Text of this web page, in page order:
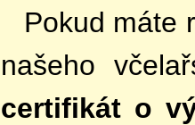
Pokud máte
našeho
certifikát o